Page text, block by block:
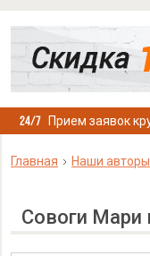
Прием заявок
Главная Наши авторы
Совоги Мари